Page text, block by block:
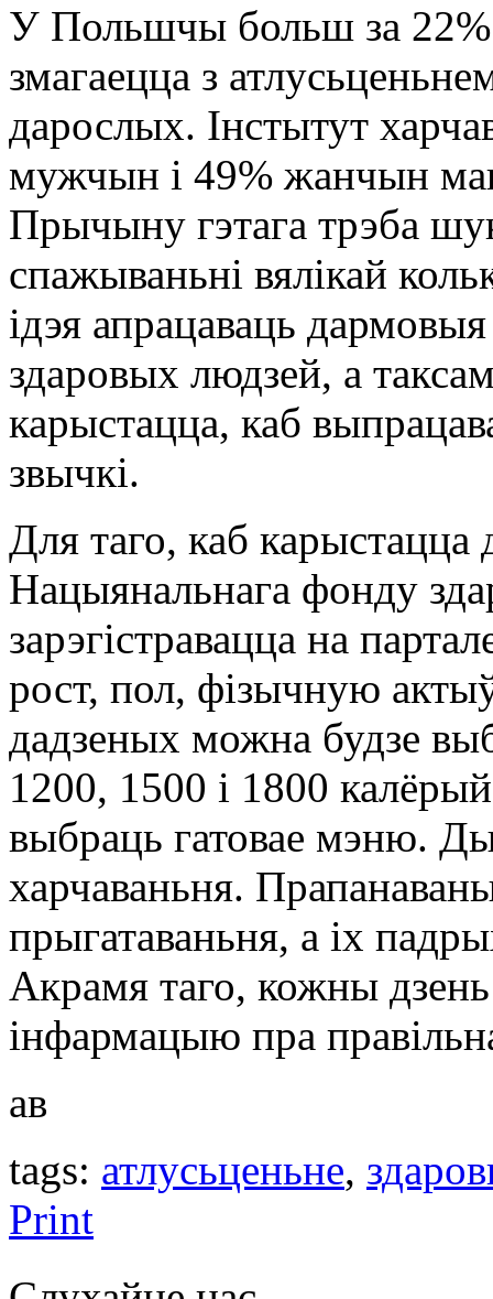
У Польшчы больш за
змагаецца з
дарослых. Інстытут
мужчын і 49% жанчын
Прычыну гэтага трэба
спажываньні вялікай
ідэя апрацаваць
здаровых людзей, а
карыстацца, каб
звычкі.
Для таго, каб карыстацца
Нацыянальнага фонду
зарэгістравацца на
рост, пол, фізычную
дадзеных можна будзе
1200, 1500 і 1800
выбраць гатовае мэню.
харчаваньня.
прыгатаваньня, а іх
Акрамя таго, кожны
інфармацыю пра
ав
tags: атлусьценьне,
Print